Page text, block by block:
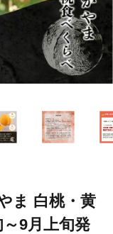
ま 白桃・黄
9月上旬発